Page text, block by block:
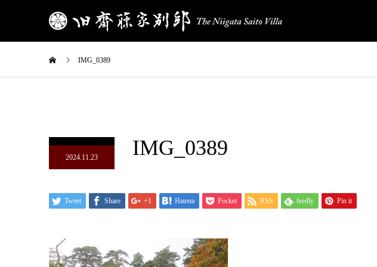
IMG_0389
2024.11.23 IMG_0389
Tweet Share +1 Hatena Pocket RSS feedly Pin it